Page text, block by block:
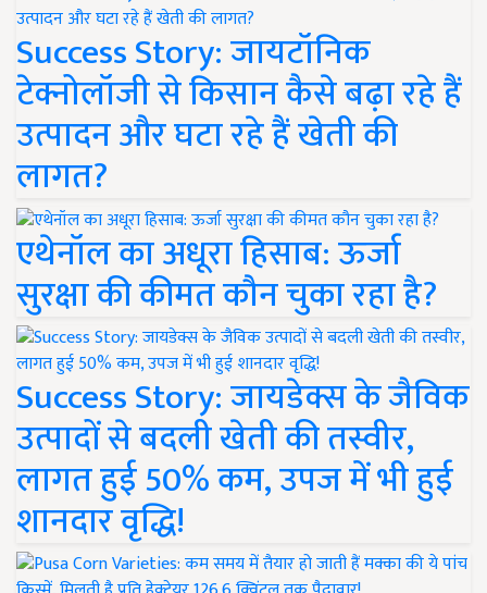
Success Story: जायटॉनिक
टेक्नोलॉजी से किसान कैसे बढ़ा रहे हैं
उत्पादन और घटा रहे हैं खेती की
लागत?
एथेनॉल का अधूरा हिसाब: ऊर्जा
सुरक्षा की कीमत कौन चुका रहा है?
Success Story: जायडेक्स के जैविक
उत्पादों से बदली खेती की तस्वीर,
लागत हुई 50% कम, उपज में भी हुई
शानदार वृद्धि!